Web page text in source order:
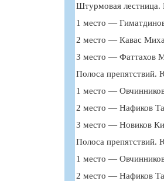
Штурмовая
1 место —
2 место — Кавас
3 место — Фаттахов
Полоса препятствий.
1 место —
2 место — Нафиков
3 место — Новиков
Полоса препятствий.
1 место —
2 место — Нафиков